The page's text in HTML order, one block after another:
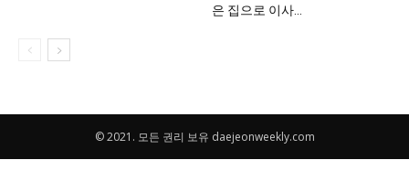
은 집으로 이사...
© 2021. 모든 권리 보유 daejeonweekly.com